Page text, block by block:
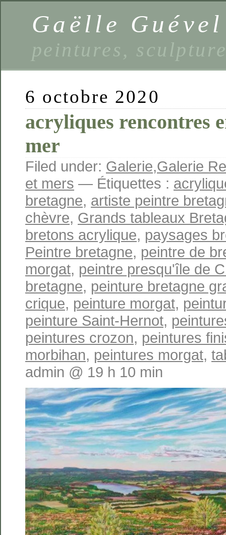
Gaëlle
peintures,
6 octobre 2020
acryliques rencontres
mer
Filed under: Galerie,Galerie
et mers — Étiquettes :
bretagne, artiste peintre
chèvre, Grands tableaux
bretons acrylique, paysages
Peintre bretagne, peintre de
morgat, peintre presqu'île de
bretagne, peinture bretagne
crique, peinture morgat,
peinture Saint-Hernot,
peintures crozon, peintures
morbihan, peintures morgat,
admin @ 19 h 10 min